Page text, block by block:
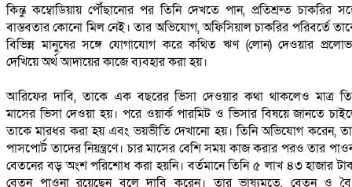
‎কিন্তু কম্বোডিয়ায় পৌঁছানোর পর তিনি দেখতে পান, প্রতিশ্রুত চাকরির
বাস্তবতার কোনো মিল নেই। তার অভিযোগ, অফিসিয়াল চাকরির পরিবর্তে
বিভিন্ন মানুষের সঙ্গে যোগাযোগ করে কথিত ঋণ (লোন) দেওয়ার
দেখিয়ে অর্থ আদায়ের কাজে ব্যবহার করা হয়।
‎আরিফের দাবি, তাকে এক বছরের ভিসা দেওয়ার কথা থাকলেও মাত্র
মাসের ভিসা দেওয়া হয়। পরে ওয়ার্ক পারমিট ও ভিসার বিষয়ে জানতে
তাকে মারধর করা হয় এবং ভয়ভীতি দেখানো হয়। তিনি অভিযোগ করেন,
পাসপোর্ট তাদের নিয়ন্ত্রণে। চার মাসের বেশি সময় কাজ করার পরও তার
বেতনের বড় অংশ পরিশোধ করা হয়নি। বর্তমানে তিনি ৫ লাখ ৪৩ হাজার
বেতন পাওনা রয়েছেন বলে দাবি করেন। তার ভাষ্যমতে, বেতন ও